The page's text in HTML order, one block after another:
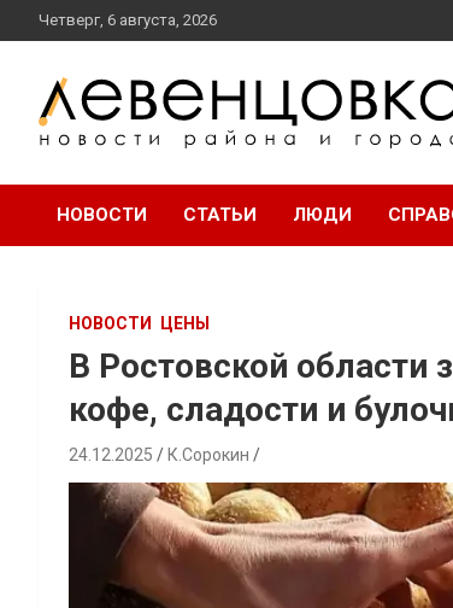
перейти
к
Четверг, 6 августа, 2026
Левенцовка Ру
НОВОСТИ СТАТЬИ ЛЮДИ
НОВОСТИ ЦЕНЫ
В Ростовской области
кофе, сладости и
24.12.2025 К.Сорокин